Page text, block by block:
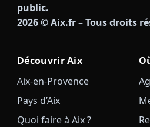
public.
2026© Aix.fr – Tous droits
Découvrir Aix
Aix-en-Provence
Pays d’Aix
Quoi faire à Aix ?